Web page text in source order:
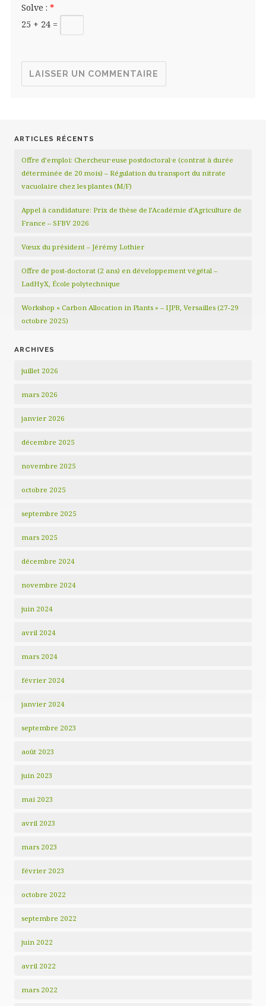
Solve : *
25 + 24 =
ARTICLES RÉCENTS
Offre d’emploi: Chercheur·euse postdoctoral·e (contrat à durée
déterminée de 20 mois) – Régulation du transport du nitrate
vacuolaire chez les plantes (M/F)
Appel à candidature: Prix de thèse de l’Académie d’Agriculture de
France – SFBV 2026
Vœux du président – Jérémy Lothier
Offre de post-doctorat (2 ans) en développement végétal –
LadHyX, École polytechnique
Workshop « Carbon Allocation in Plants » – IJPB, Versailles (27-29
octobre 2025)
ARCHIVES
juillet 2026
mars 2026
janvier 2026
décembre 2025
novembre 2025
octobre 2025
septembre 2025
mars 2025
décembre 2024
novembre 2024
juin 2024
avril 2024
mars 2024
février 2024
janvier 2024
septembre 2023
août 2023
juin 2023
mai 2023
avril 2023
mars 2023
février 2023
octobre 2022
septembre 2022
juin 2022
avril 2022
mars 2022